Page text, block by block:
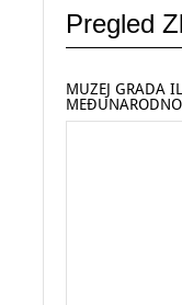
Pregled
MUZEJ GRADA